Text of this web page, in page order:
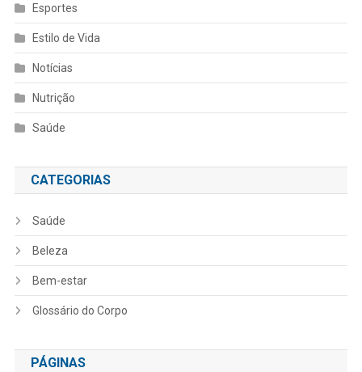
Esportes
Estilo de Vida
Notícias
Nutrição
Saúde
CATEGORIAS
Saúde
Beleza
Bem-estar
Glossário do Corpo
PÁGINAS